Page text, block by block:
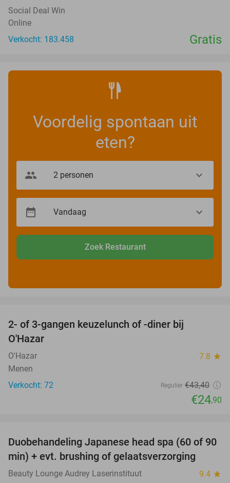
Social Deal Win
Online
Verkocht: 183.458
Gratis
Voordelig spontaan uit
eten?
Zoek Restaurant
2- of 3-gangen keuzelunch of -diner bij
O'Hazar
O'Hazar 7.8 star
Menen
Verkocht: 72
Regulier €43,40
€24,90
44%
Duobehandeling Japanese head spa (60 of 90
min) + evt. brushing of gelaatsverzorging
Beauty Lounge Audrey Laserinstituut 9.4 star